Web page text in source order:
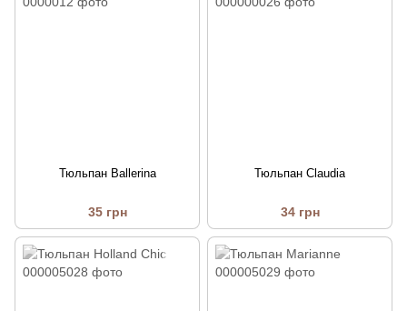
Тюльпан Ballerina
35 грн
Тюльпан Claudia
34 грн